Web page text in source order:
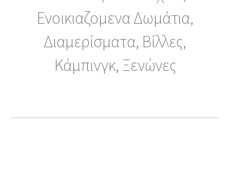
Ενοικιαζομενα Δωμάτια,
Διαμερίσματα, Βίλλες,
Κάμπινγκ, Ξενώνες